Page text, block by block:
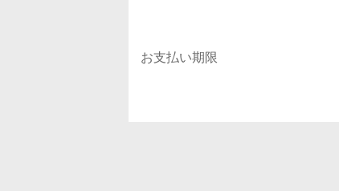
お支払い期限